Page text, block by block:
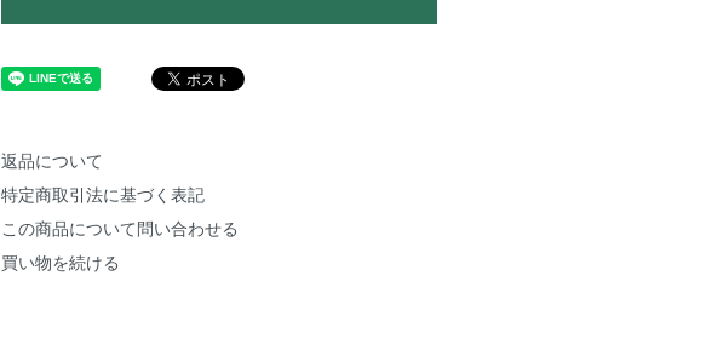
返品について
特定商取引法に基づく表記
この商品について問い合わせる
買い物を続ける